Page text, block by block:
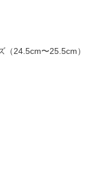
（24.5cm〜25.5cm）